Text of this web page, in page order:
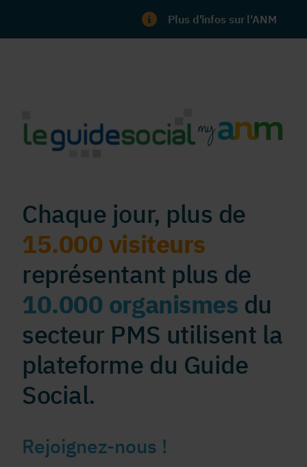
Plus d'infos sur l'ANM
Chaque jour, plus de
15.000 visiteurs
représentant plus de
10.000 organismes du
secteur PMS utilisent la
plateforme du Guide
Social.
Rejoignez-nous !